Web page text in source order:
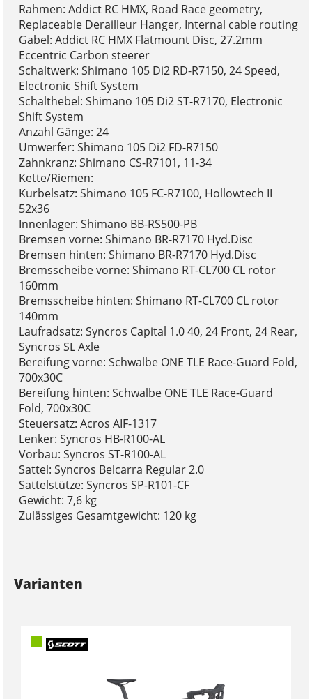
Rahmen: Addict RC HMX, Road Race geometry,
Replaceable Derailleur Hanger, Internal cable routing
Gabel: Addict RC HMX Flatmount Disc, 27.2mm
Eccentric Carbon steerer
Schaltwerk: Shimano 105 Di2 RD-R7150, 24 Speed,
Electronic Shift System
Schalthebel: Shimano 105 Di2 ST-R7170, Electronic
Shift System
Anzahl Gänge: 24
Umwerfer: Shimano 105 Di2 FD-R7150
Zahnkranz: Shimano CS-R7101, 11-34
Kette/Riemen:
Kurbelsatz: Shimano 105 FC-R7100, Hollowtech II
52x36
Innenlager: Shimano BB-RS500-PB
Bremsen vorne: Shimano BR-R7170 Hyd.Disc
Bremsen hinten: Shimano BR-R7170 Hyd.Disc
Bremsscheibe vorne: Shimano RT-CL700 CL rotor
160mm
Bremsscheibe hinten: Shimano RT-CL700 CL rotor
140mm
Laufradsatz: Syncros Capital 1.0 40, 24 Front, 24 Rear,
Syncros SL Axle
Bereifung vorne: Schwalbe ONE TLE Race-Guard Fold,
700x30C
Bereifung hinten: Schwalbe ONE TLE Race-Guard
Fold, 700x30C
Steuersatz: Acros AIF-1317
Lenker: Syncros HB-R100-AL
Vorbau: Syncros ST-R100-AL
Sattel: Syncros Belcarra Regular 2.0
Sattelstütze: Syncros SP-R101-CF
Gewicht: 7,6 kg
Zulässiges Gesamtgewicht: 120 kg
Varianten